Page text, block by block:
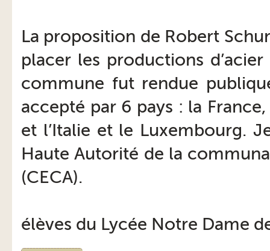
La proposition de Robert
placer les productions
commune fut rendue
accepté par 6 pays : la
et l’Italie et le Luxembourg.
Haute Autorité de la
(CECA).
élèves du Lycée Notre Dame